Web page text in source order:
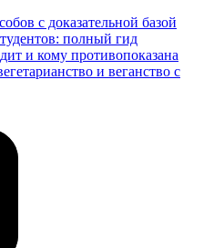
с доказательной базой
полный гид
и кому противопоказана
и веганство с